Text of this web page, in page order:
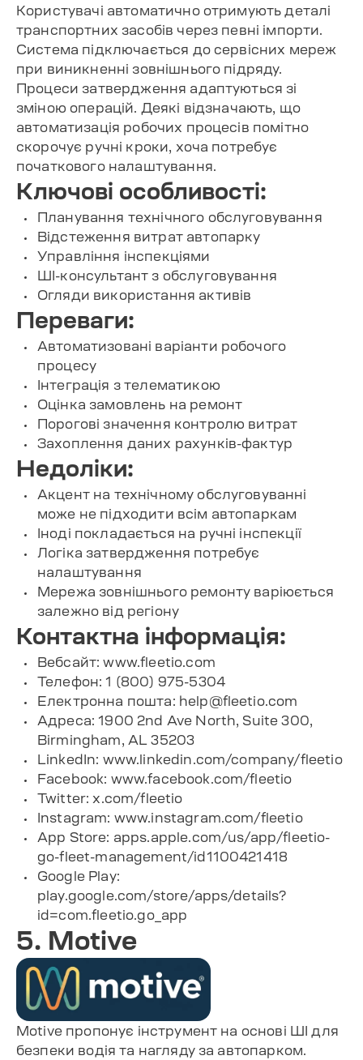
Користувачі автоматично отримують деталі
транспортних засобів через певні імпорти.
Система підключається до сервісних мереж
при виникненні зовнішнього підряду.
Процеси затвердження адаптуються зі
зміною операцій. Деякі відзначають, що
автоматизація робочих процесів помітно
скорочує ручні кроки, хоча потребує
початкового налаштування.
Ключові особливості:
Планування технічного обслуговування
Відстеження витрат автопарку
Управління інспекціями
ШІ-консультант з обслуговування
Огляди використання активів
Переваги:
Автоматизовані варіанти робочого
процесу
Інтеграція з телематикою
Оцінка замовлень на ремонт
Порогові значення контролю витрат
Захоплення даних рахунків-фактур
Недоліки:
Акцент на технічному обслуговуванні
може не підходити всім автопаркам
Іноді покладається на ручні інспекції
Логіка затвердження потребує
налаштування
Мережа зовнішнього ремонту варіюється
залежно від регіону
Контактна інформація:
Вебсайт: www.fleetio.com
Телефон: 1 (800) 975-5304
Електронна пошта: help@fleetio.com
Адреса: 1900 2nd Ave North, Suite 300,
Birmingham, AL 35203
LinkedIn: www.linkedin.com/company/fleetio
Facebook: www.facebook.com/fleetio
Twitter: x.com/fleetio
Instagram: www.instagram.com/fleetio
App Store: apps.apple.com/us/app/fleetio-
go-fleet-management/id1100421418
Google Play:
play.google.com/store/apps/details?
id=com.fleetio.go_app
5. Motive
Motive пропонує інструмент на основі ШІ для
безпеки водія та нагляду за автопарком.